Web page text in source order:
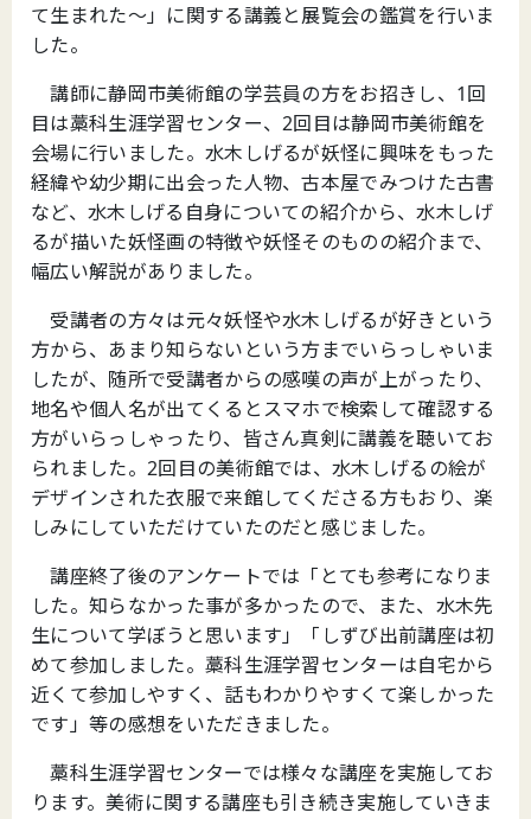
て生まれた～」に関する講義と展覧会の鑑賞を行いま
した。
講師に静岡市美術館の学芸員の方をお招きし、1回
目は藁科生涯学習センター、2回目は静岡市美術館を
会場に行いました。水木しげるが妖怪に興味をもった
経緯や幼少期に出会った人物、古本屋でみつけた古書
など、水木しげる自身についての紹介から、水木しげ
るが描いた妖怪画の特徴や妖怪そのものの紹介まで、
幅広い解説がありました。
受講者の方々は元々妖怪や水木しげるが好きという
方から、あまり知らないという方までいらっしゃいま
したが、随所で受講者からの感嘆の声が上がったり、
地名や個人名が出てくるとスマホで検索して確認する
方がいらっしゃったり、皆さん真剣に講義を聴いてお
られました。2回目の美術館では、水木しげるの絵が
デザインされた衣服で来館してくださる方もおり、楽
しみにしていただけていたのだと感じました。
講座終了後のアンケートでは「とても参考になりま
した。知らなかった事が多かったので、また、水木先
生について学ぼうと思います」「しずび出前講座は初
めて参加しました。藁科生涯学習センターは自宅から
近くて参加しやすく、話もわかりやすくて楽しかった
です」等の感想をいただきました。
藁科生涯学習センターでは様々な講座を実施してお
ります。美術に関する講座も引き続き実施していきま